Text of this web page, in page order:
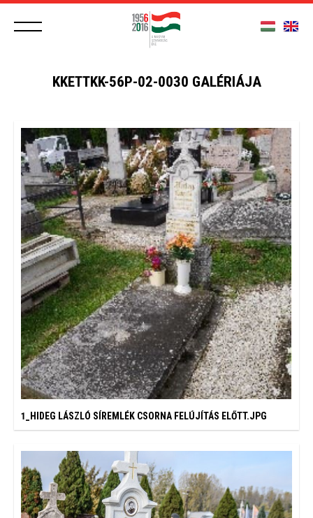
KKETTKK-56P-02-0030 GALÉRIÁJA
1_HIDEG LÁSZLÓ SÍREMLÉK CSORNA FELÚJÍTÁS ELŐTT.JPG